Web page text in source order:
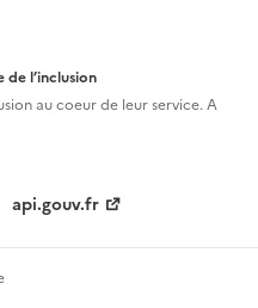
l’inclusion
aucoeur de leur service. A
api.gouv.fr